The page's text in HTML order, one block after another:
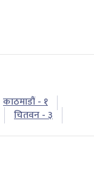
काठमाडौं - १
चितवन - ३